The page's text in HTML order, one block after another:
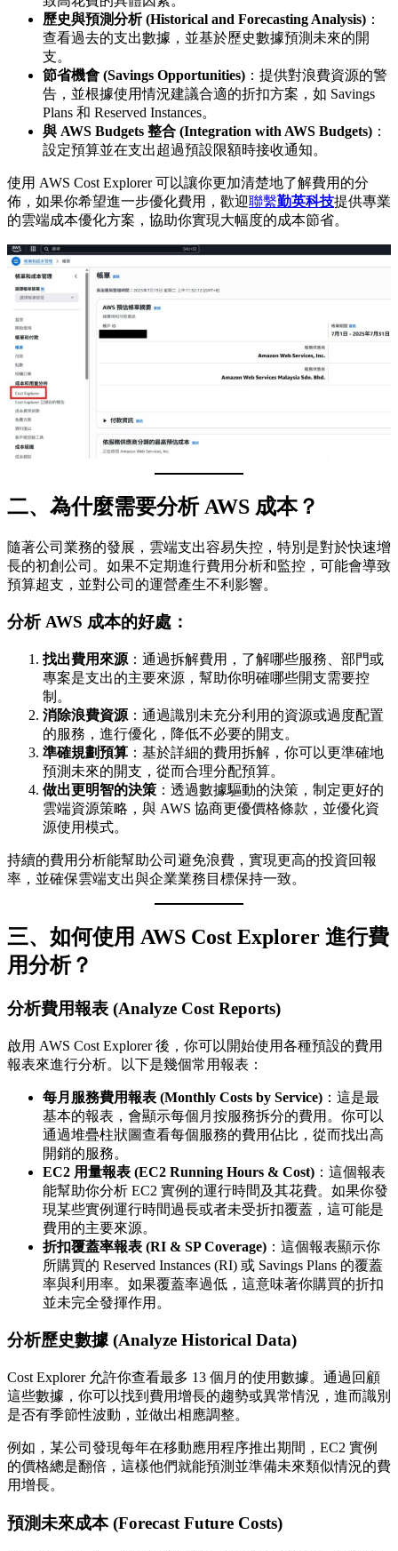
歷史與預測分析 (Historical and Forecasting Analysis) ：
查看過去的支出數據，並基於歷史數據預測未來的開
支。
節省機會 (Savings Opportunities) ：提供對浪費資源的警
告，並根據使用情況建議合適的折扣方案，如 Savings
Plans 和 Reserved Instances。
與 AWS Budgets 整合 (Integration with AWS Budgets) ：
設定預算並在支出超過預設限額時接收通知。
使用 AWS Cost Explorer 可以讓你更加清楚地了解費用的分
佈，如果你希望進一步優化費用，歡迎聯繫勤英科技提供專業
的雲端成本優化方案，協助你實現大幅度的成本節省。
二、為什麼需要分析 AWS 成本？
隨著公司業務的發展，雲端支出容易失控，特別是對於快速增
長的初創公司。如果不定期進行費用分析和監控，可能會導致
預算超支，並對公司的運營產生不利影響。
分析 AWS 成本的好處：
找出費用來源 ：通過拆解費用，了解哪些服務、部門或
專案是支出的主要來源，幫助你明確哪些開支需要控
制。
消除浪費資源 ：通過識別未充分利用的資源或過度配置
的服務，進行優化，降低不必要的開支。
準確規劃預算 ：基於詳細的費用拆解，你可以更準確地
預測未來的開支，從而合理分配預算。
做出更明智的決策 ：透過數據驅動的決策，制定更好的
雲端資源策略，與 AWS 協商更優價格條款，並優化資
源使用模式。
持續的費用分析能幫助公司避免浪費，實現更高的投資回報
率，並確保雲端支出與企業業務目標保持一致。
三、如何使用 AWS Cost Explorer 進行費
用分析？
分析費用報表 (Analyze Cost Reports)
啟用 AWS Cost Explorer 後，你可以開始使用各種預設的費用
報表來進行分析。以下是幾個常用報表：
每月服務費用報表 (Monthly Costs by Service) ：這是最
基本的報表，會顯示每個月按服務拆分的費用。你可以
通過堆疊柱狀圖查看每個服務的費用佔比，從而找出高
開銷的服務。
EC2 用量報表 (EC2 Running Hours & Cost) ：這個報表
能幫助你分析 EC2 實例的運行時間及其花費。如果你發
現某些實例運行時間過長或者未受折扣覆蓋，這可能是
費用的主要來源。
折扣覆蓋率報表 (RI & SP Coverage) ：這個報表顯示你
所購買的 Reserved Instances (RI) 或 Savings Plans 的覆蓋
率與利用率。如果覆蓋率過低，這意味著你購買的折扣
並未完全發揮作用。
分析歷史數據 (Analyze Historical Data)
Cost Explorer 允許你查看最多 13 個月的使用數據。通過回顧
這些數據，你可以找到費用增長的趨勢或異常情況，進而識別
是否有季節性波動，並做出相應調整。
例如，某公司發現每年在移動應用程序推出期間，EC2 實例
的價格總是翻倍，這樣他們就能預測並準備未來類似情況的費
用增長。
預測未來成本 (Forecast Future Costs)